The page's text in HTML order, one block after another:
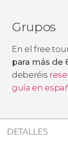
Grupos
En el free
para más de
deberéis
guía en
DETALLES